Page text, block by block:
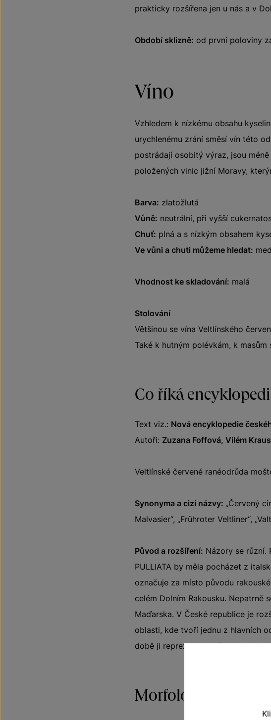
prakticky rozšířena jen u nás a v
Období sklizně: od první poloviny
Víno
Vzhledem k nízkému obsahu
urychlenému zrání směsí vín této
postrádají osobitý výraz, jsou
položených vinic jižní Moravy,
Barva: zlatožlutá
Vůně: neutrální, při vyšší
Chuť: plná a s nízkým obsahem
Ve vůni a chuti můžeme hledat:
Vhodnost ke skladování: malá
Stolování
Většinou se vína Veltlínského
Také k hutným polévkám, k
Co říká
Text viz.: Nová encyklopedie
Autoři: Zuzana Foffová, Vilém
Veltlínské červené ranéodrůda
Synonyma a cizí názvy: „Červený
Malvasier“, „Frühroter Veltliner“,
Původ a rozšíření: Názory se různí.
PULLIATA by měla pocházet z
označuje za místo původu
celém Dolním Rakousku. Nepatrně
Maďarska. V České republice je
oblasti, kde tvoří jednu z hlavních
době ji reprezentuje pět v r. 1985
Morfologický popis